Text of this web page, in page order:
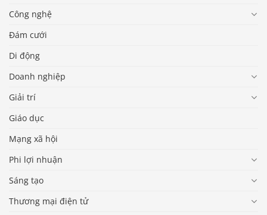
Công nghệ
Đám cưới
Di động
Doanh nghiệp
Giải trí
Giáo dục
Mạng xã hội
Phi lợi nhuận
Sáng tạo
Thương mại điện tử